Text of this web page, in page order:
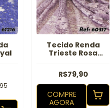
Tecido Renda
Trieste Rosa
R$79,90
COMPRE
AGORA